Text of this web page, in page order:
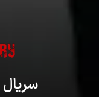
سریال